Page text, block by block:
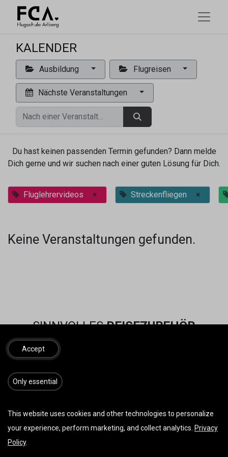
KALENDER
Ausbildung Flugreisen
Nächste Veranstaltungen
Du hast keinen passenden Termin gefunden? Dann melde
Dich gerne und wir suchen nach einer guten Lösung für Dich.
Fluglehrervideos × Streckenfliegen ×
Keine Veranstaltungen gefunden.
SINNVOLLESREISEZUBEHÖR
Accept
​​​Only essential
This website uses cookies and other technologies to personalize
your experience, perform marketing, and collect analytics. Privacy
Policy.